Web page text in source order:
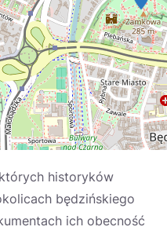
historyków
będzińskiego
ich obecność